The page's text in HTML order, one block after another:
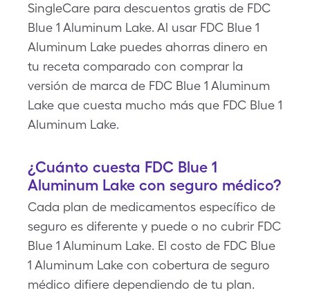
SingleCare para descuentos gratis de FDC
Blue 1 Aluminum Lake. Al usar FDC Blue 1
Aluminum Lake puedes ahorras dinero en
tu receta comparado con comprar la
versión de marca de FDC Blue 1 Aluminum
Lake que cuesta mucho más que FDC Blue 1
Aluminum Lake.
¿Cuánto cuesta FDC Blue 1
Aluminum Lake con seguro médico?
Cada plan de medicamentos específico de
seguro es diferente y puede o no cubrir FDC
Blue 1 Aluminum Lake. El costo de FDC Blue
1 Aluminum Lake con cobertura de seguro
médico difiere dependiendo de tu plan.